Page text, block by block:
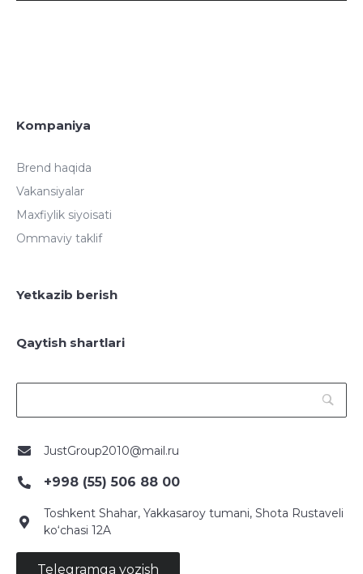
Kompaniya
Brend haqida
Vakansiyalar
Maxfiylik siyoisati
Ommaviy taklif
Yetkazib berish
Qaytish shartlari
JustGroup2010@mail.ru
+998 (55) 506 88 00
Toshkent Shahar, Yakkasaroy tumani, Shota Rustaveli
ko‘chasi 12A
Telegramga yozish